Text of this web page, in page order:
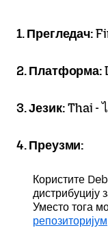
1. Прегледач:
2. Платформа:
3. Језик:Thai -
4. Преузми:
Користите
дистрибуцију
Уместо тога
репозиторијум